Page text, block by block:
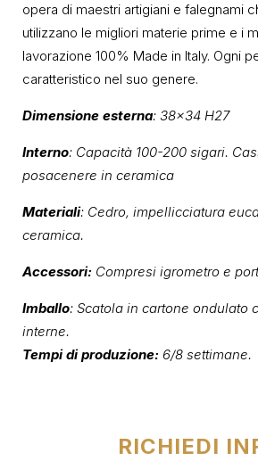
opera di maestri artigiani e falegnami
utilizzano le migliori materie prime e i
lavorazione 100% Made in Italy. Ogni
caratteristico nel suo genere.
Dimensione esterna: 38×34 H27
Interno: Capacità 100-200 sigari.
posacenere in ceramica
Materiali: Cedro, impellicciatura
ceramica.
Accessori: Compresi igrometro e
Imballo: Scatola in cartone ondulato
interne.
Tempi di produzione: 6/8 settimane.
RICHIEDI